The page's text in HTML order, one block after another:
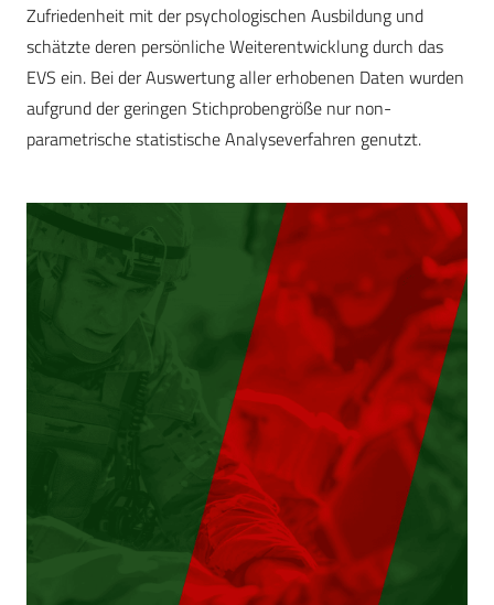
Zufriedenheit mit der psychologischen Ausbildung und
schätzte deren persönliche Weiterentwicklung durch das
EVS ein. Bei der Auswertung aller erhobenen Daten wurden
aufgrund der geringen Stichprobengröße nur non-
parametrische statistische Analyseverfahren genutzt.